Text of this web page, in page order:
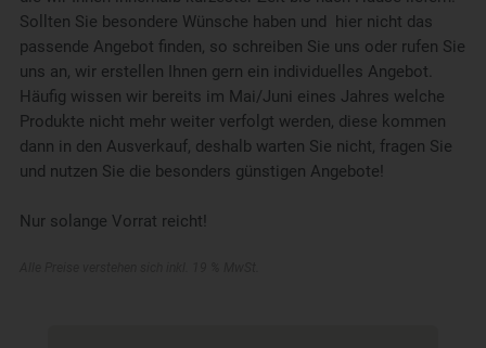
Sollten Sie besondere Wünsche haben und hier nicht das
passende Angebot finden, so schreiben Sie uns oder rufen Sie
uns an, wir erstellen Ihnen gern ein individuelles Angebot.
Häufig wissen wir bereits im Mai/Juni eines Jahres welche
Produkte nicht mehr weiter verfolgt werden, diese kommen
dann in den Ausverkauf, deshalb warten Sie nicht, fragen Sie
und nutzen Sie die besonders günstigen Angebote!
Nur solange Vorrat reicht!